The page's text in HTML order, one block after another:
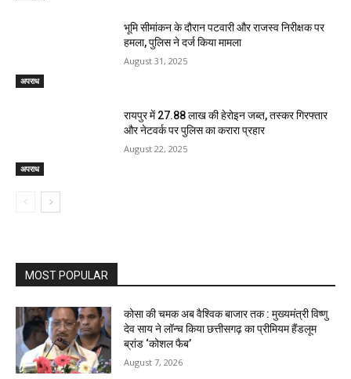
अपराध
भूमि सीमांकन के दौरान पटवारी और राजस्व निरीक्षक पर
हमला, पुलिस ने दर्ज किया मामला
August 31, 2025
अपराध
रायपुर में 27.88 लाख की हेरोइन जब्त, तस्कर गिरफ्तार
और नेटवर्क पर पुलिस का करारा प्रहार
August 22, 2025
MOST POPULAR
कोसा की चमक अब वैश्विक बाजार तक : मुख्यमंत्री विष्णु
देव साय ने लॉन्च किया छत्तीसगढ़ का प्रीमियम हैंडलूम
ब्रांड ‘कोशल फैब’
August 7, 2026